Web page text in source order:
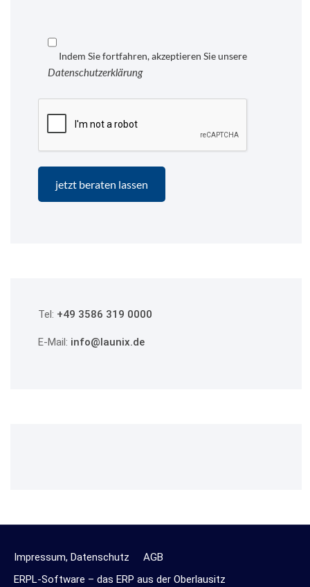
Indem Sie fortfahren, akzeptieren Sie unsere
Datenschutzerklärung
Tel: +49 3586 319 0000
E-Mail: info@launix.de
Impressum, Datenschutz
AGB
ERPL-Software – das ERP aus der Oberlausitz